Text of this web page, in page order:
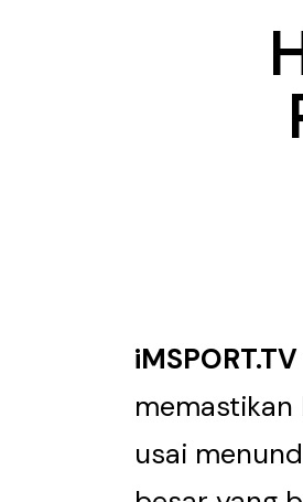
iMSPORT.TV
memastikan
usai